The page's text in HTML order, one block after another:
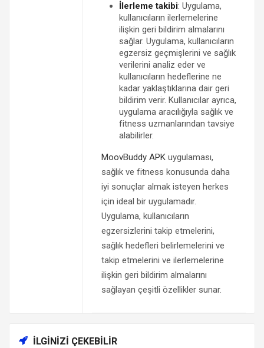
İlerleme takibi: Uygulama,
kullanıcıların ilerlemelerine
ilişkin geri bildirim almalarını
sağlar. Uygulama, kullanıcıların
egzersiz geçmişlerini ve sağlık
verilerini analiz eder ve
kullanıcıların hedeflerine ne
kadar yaklaştıklarına dair geri
bildirim verir. Kullanıcılar ayrıca,
uygulama aracılığıyla sağlık ve
fitness uzmanlarından tavsiye
alabilirler.
MoovBuddy APKuygulaması,
sağlık ve fitness konusunda daha
iyi sonuçlar almak isteyen herkes
için ideal bir uygulamadır.
Uygulama, kullanıcıların
egzersizlerini takip etmelerini,
sağlık hedefleri belirlemelerini ve
takip etmelerini ve ilerlemelerine
ilişkin geri bildirim almalarını
sağlayan çeşitli özellikler sunar.
İLGINIZI ÇEKEBILIR